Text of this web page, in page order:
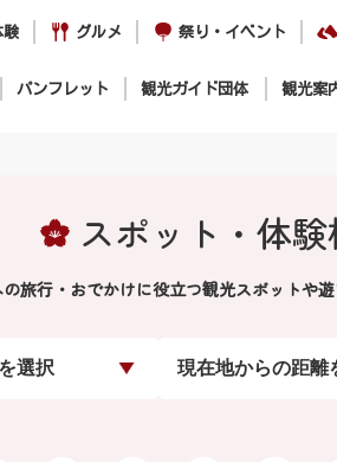
験 グルメ 祭り・イベント
パンフレット 観光ガイド団体 観光案
スポット・体
旅行・おでかけに役立つ観光スポットや遊
選択 現在地からの距離